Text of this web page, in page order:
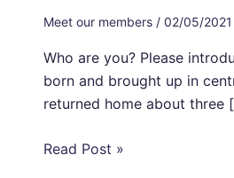
Meet our members /02/05/2021
Who are you? Please
born and brought up in
returned home about three
Read Post »